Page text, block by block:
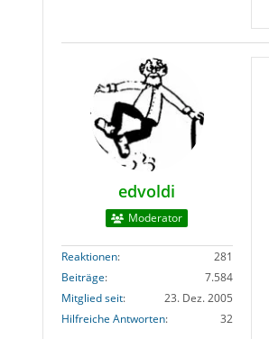
edvoldi
Moderator
Reaktionen
281
Beiträge
7.584
Mitglied seit
23. Dez. 2005
Hilfreiche Antworten
32